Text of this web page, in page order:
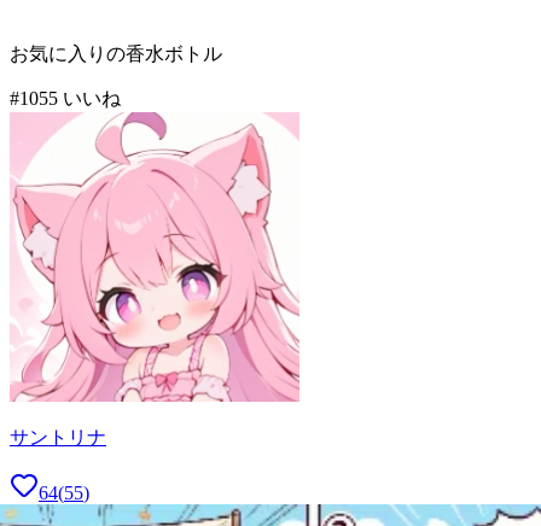
お気に入りの香水ボトル
#1055 いいね
サントリナ
64(55)